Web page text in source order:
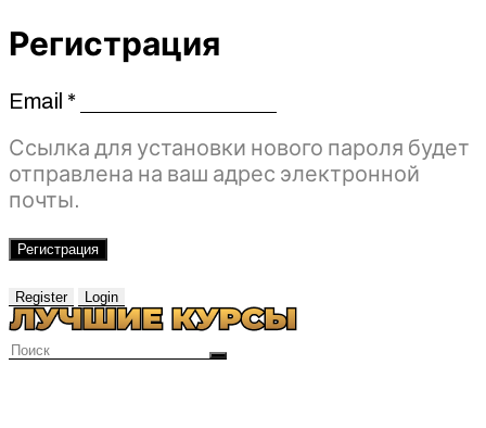
Регистрация
Email *Обязательно
Ссылка для установки нового пароля будет
отправлена ​​на ваш адрес электронной
почты.
Регистрация
Register Login